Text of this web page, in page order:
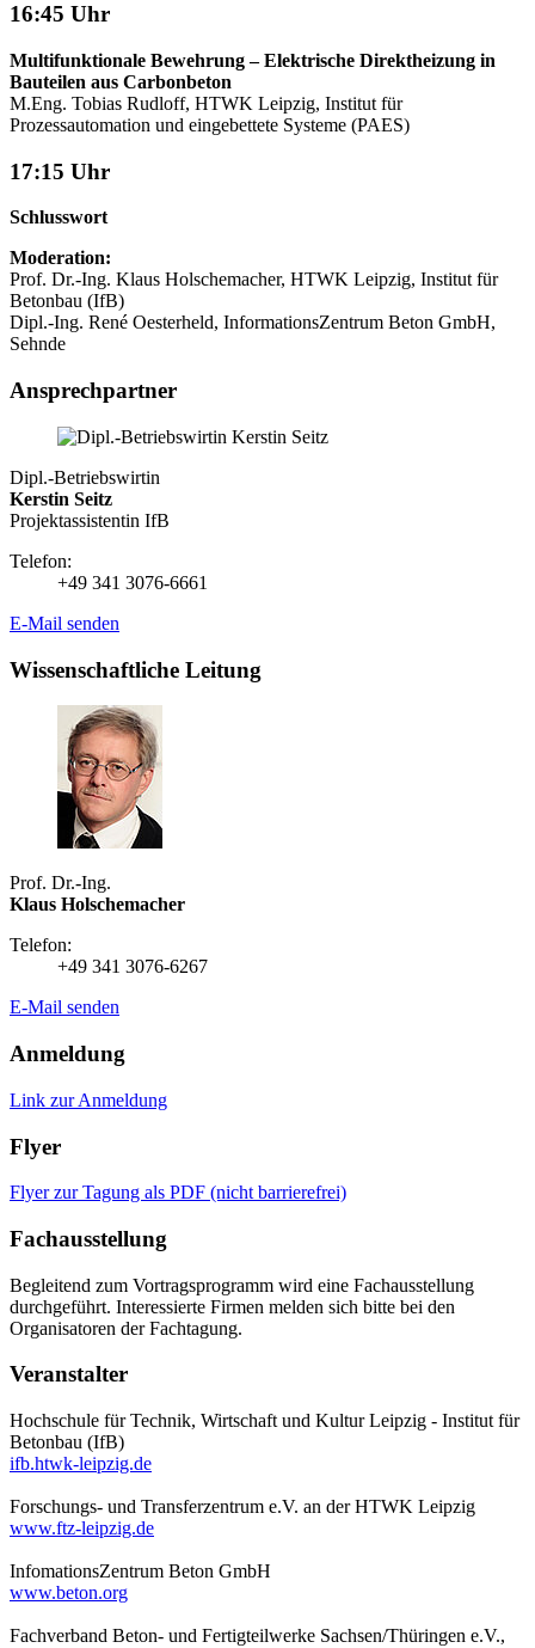
16:45 Uhr
Multifunktionale Bewehrung – Elektrische Direktheizung in
Bauteilen aus Carbonbeton
M.Eng. Tobias Rudloff, HTWK Leipzig, Institut für
Prozessautomation und eingebettete Systeme (PAES)
17:15 Uhr
Schlusswort
Moderation:
Prof. Dr.-Ing. Klaus Holschemacher, HTWK Leipzig, Institut für
Betonbau (IfB)
Dipl.-Ing. René Oesterheld, InformationsZentrum Beton GmbH,
Sehnde
Ansprechpartner
Dipl.-Betriebswirtin
Kerstin Seitz
Projektassistentin IfB
Telefon:
+49 341 3076-6661
E-Mail senden
Wissenschaftliche Leitung
Prof. Dr.-Ing.
Klaus Holschemacher
Telefon:
+49 341 3076-6267
E-Mail senden
Anmeldung
Link zur Anmeldung
Flyer
Flyer zur Tagung als PDF (nicht barrierefrei)
Fachausstellung
Begleitend zum Vortragsprogramm wird eine Fachausstellung
durchgeführt. Interessierte Firmen melden sich bitte bei den
Organisatoren der Fachtagung.
Veranstalter
Hochschule für Technik, Wirtschaft und Kultur Leipzig - Institut für
Betonbau (IfB)
ifb.htwk-leipzig.de
Forschungs- und Transferzentrum e.V. an der HTWK Leipzig
www.ftz-leipzig.de
InfomationsZentrum Beton GmbH
www.beton.org
Fachverband Beton- und Fertigteilwerke Sachsen/Thüringen e.V.,